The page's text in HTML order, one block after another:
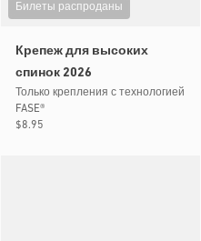
Билеты распроданы
Крепеж для высоких
спинок 2026
Только крепления с технологией
FASE®
Обычная
$8.95